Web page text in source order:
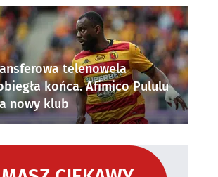
telenowela
końca. Afimico Pululu
nowy klub